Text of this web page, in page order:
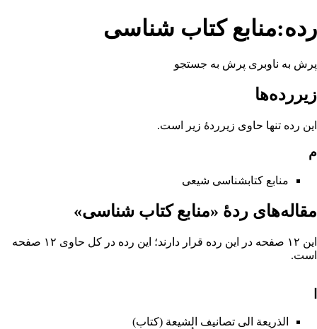
رده:منابع کتاب شناسی
پرش به ناوبری پرش به جستجو
زیررده‌ها
این رده تنها حاوی زیرردهٔ زیر است.
م
منابع کتابشناسی شیعی
مقاله‌های ردهٔ «منابع کتاب شناسی»
این ۱۲ صفحه در این رده قرار دارند؛ این رده در کل حاوی ۱۲ صفحه
است.
الذریعة الی تصانیف الشیعة (کتاب)